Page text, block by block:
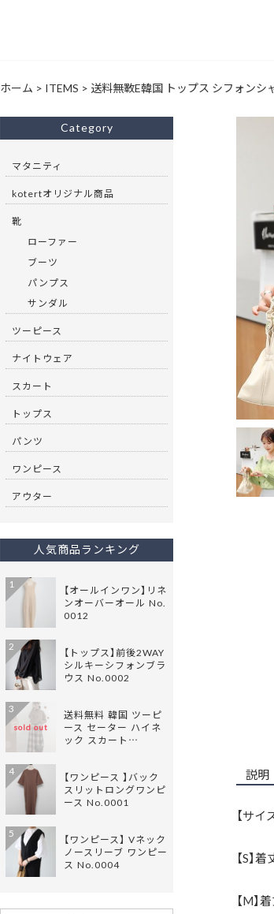
ホーム > ITEMS > 送料無斁E韓国 トップス シフォンシ
説明
【サイ
【S】
【M】
Category
マタニティ
kotertオリジナル商品
靴
ローファー
ブーツ
パンプス
サンダル
ツーピース
ナイトウェア
スカート
トップス
パンツ
ワンピース
アウター
人気商品ランキング
【オールインワン】リネ
ンオーバーオール No.
0012
1
【トップス】前後2WAY
シルキーシフォンブラ
ウス No.0002
2
sold out
送料無料 韓国 ツーピ
ース セーター ハイネ
ック スカート…
3
【ワンピース 】バック
スリットロングワンピ
ース No.0001
4
【ワンピース】 Vネック
ノースリーブ ワンピー
ス No.0004
5